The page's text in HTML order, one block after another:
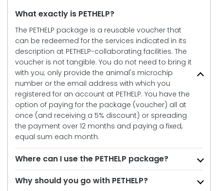
What exactly is PETHELP?
The PETHELP package is a reusable voucher that
can be redeemed for the services indicated in its
description at PETHELP-collaborating facilities. The
voucher is not tangible. You do not need to bring it
with you; only provide the animal's microchip
number or the email address with which you
registered for an account at PETHELP. You have the
option of paying for the package (voucher) all at
once (and receiving a 5% discount) or spreading
the payment over 12 months and paying a fixed,
equal sum each month.
Where can I use the PETHELP package?
Why should you go with PETHELP?